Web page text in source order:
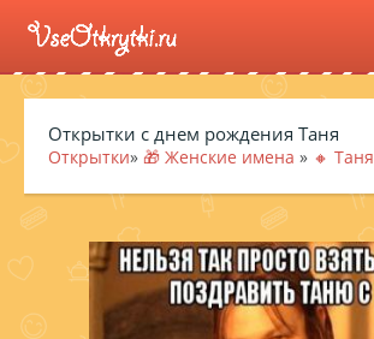
Открытки с днем рождения Таня
Открытки» 🎁 Женские имена » 🔸 Таня